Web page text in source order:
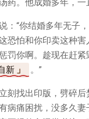
：“你结婚多年无子
恐怕和你印卖这种害
罚你啊。趁现在赶
新 。”
刻找出印版，劈碎后
病痛困扰，没多久